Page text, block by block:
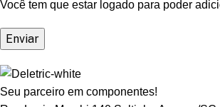
Você tem que estar logado para poder
Seu parceiro em componentes!